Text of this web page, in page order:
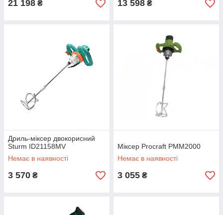
21 198 ₴ 13 598 ₴
Дриль-міксер двокорисний
Sturm ID21158MV
Немає в наявності
3 570 ₴
Міксер Procraft PMM2000
Немає в наявності
3 055 ₴